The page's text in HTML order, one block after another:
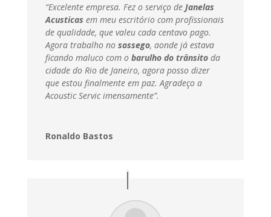
“Excelente empresa. Fez o serviço de Janelas
Acusticas em meu escritório com profissionais
de qualidade, que valeu cada centavo pago.
Agora trabalho no sossego, aonde já estava
ficando maluco com o barulho do trânsitoda
cidade do Rio de Janeiro, agora posso dizer
que estou finalmente em paz.Agradeço a
Acoustic Servic imensamente”.
Ronaldo Bastos